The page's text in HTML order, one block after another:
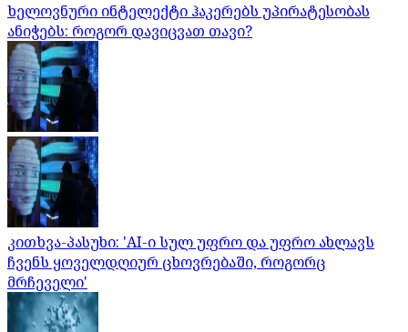
ხელოვნური ინტელექტი ჰაკერებს უპირატესობას
ანიჭებს: როგორ დავიცვათ თავი?
კითხვა-პასუხი: 'AI-ი სულ უფრო და უფრო ახლავს
ჩვენს ყოველდღიურ ცხოვრებაში, როგორც
მრჩეველი'